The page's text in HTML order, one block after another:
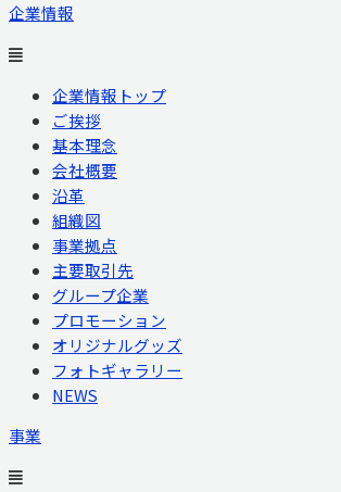
企業情報
企業情報トップ
ご挨拶
基本理念
会社概要
沿革
組織図
事業拠点
主要取引先
グループ企業
プロモーション
オリジナルグッズ
フォトギャラリー
NEWS
事業